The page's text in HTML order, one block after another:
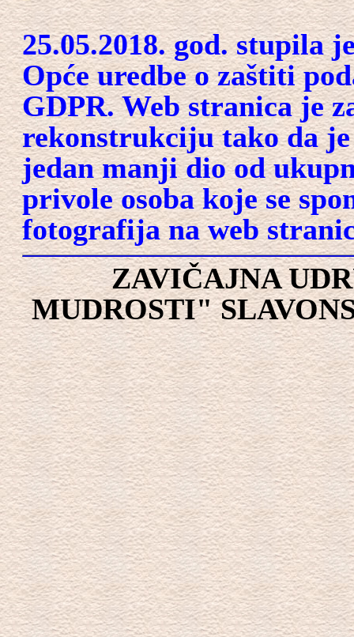
25.05.2018. god. stupila
Opće uredbe o zaštiti
GDPR. Web stranica je
rekonstrukciju tako da
jedan manji dio od
privole osoba koje se
fotografija na web
ZAVIČAJNA
MUDROSTI"